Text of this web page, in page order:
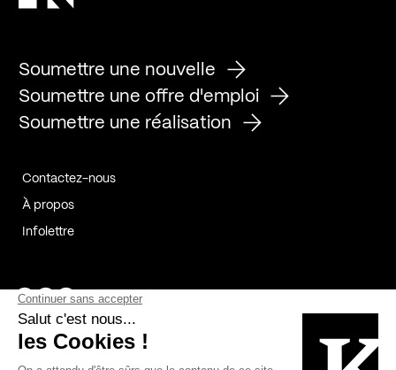
Soumettre une nouvelle
Soumettre une offre d'emploi
Soumettre une réalisation
Contactez-nous
À propos
Infolettre
Page Facebook de Kollectif
Page Instagram de Kollectif
Page Linkedin de Kollectif